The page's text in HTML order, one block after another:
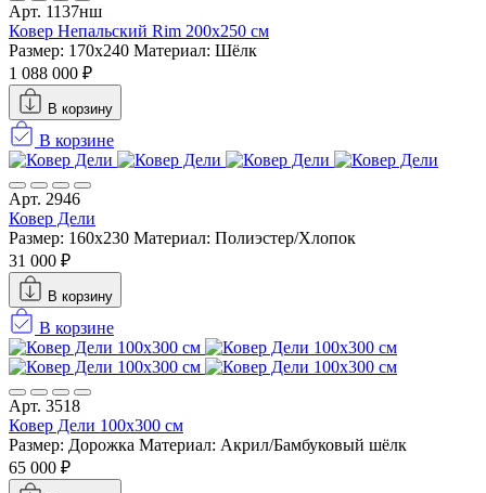
Арт. 1137нш
Ковер Непальский Rim 200x250 см
Размер: 170x240 Материал: Шёлк
1 088 000 ₽
В корзину
В корзине
Арт. 2946
Ковер Дели
Размер: 160х230 Материал: Полиэстер/Хлопок
31 000 ₽
В корзину
В корзине
Арт. 3518
Ковер Дели 100х300 см
Размер: Дорожка Материал: Акрил/Бамбуковый шёлк
65 000 ₽